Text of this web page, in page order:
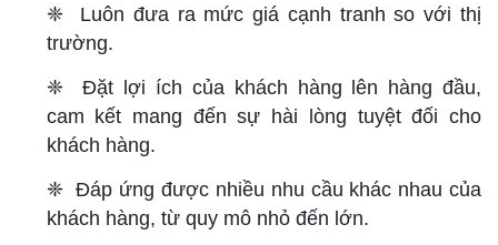
❈ Luôn đưa ra mức giá cạnh tranh so với thị
trường.
❈Đặt lợi ích của khách hàng lên hàng đầu,
cam kết mang đến sự hài lòng tuyệt đối cho
khách hàng.
❈Đáp ứng được nhiều nhu cầu khác nhau của
khách hàng, từ quy mô nhỏ đến lớn.